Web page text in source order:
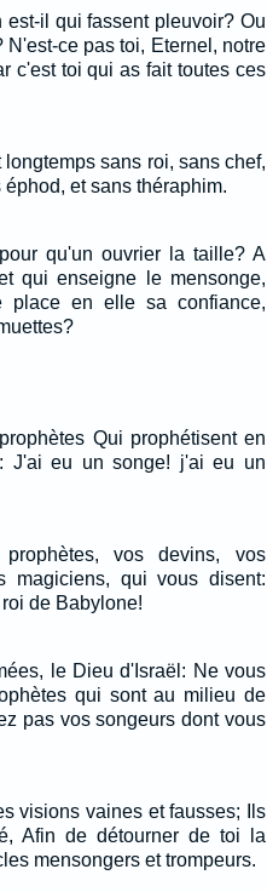
il qui fassent pleuvoir? Ou
ce pas toi, Eternel, notre
c'est toi qui as fait toutes ces
sans roi, sans chef,
et sans théraphim.
qu'un ouvrier la taille? A
qui enseigne le mensonge,
place en elle sa confiance,
Qui prophétisent en
J'ai eu un songe! j'ai eu un
vos devins, vos
magiciens, qui vous disent:
de Babylone!
le Dieu d'Israël: Ne vous
qui sont au milieu de
pas vos songeurs dont vous
visions vaines et fausses; Ils
Afin de détourner de toi la
mensongers et trompeurs.